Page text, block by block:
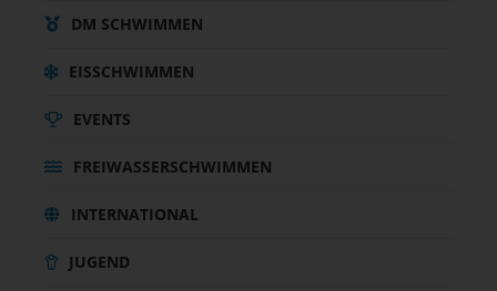
DM SCHWIMMEN
EISSCHWIMMEN
EVENTS
FREIWASSERSCHWIMMEN
INTERNATIONAL
JUGEND